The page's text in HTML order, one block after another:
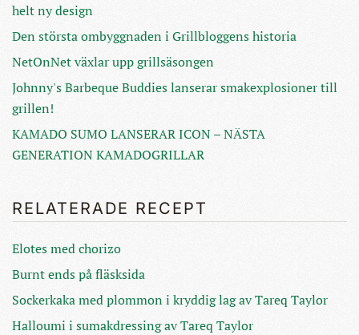
helt ny design
Den största ombyggnaden i Grillbloggens historia
NetOnNet växlar upp grillsäsongen
Johnny's Barbeque Buddies lanserar smakexplosioner till
grillen!
KAMADO SUMO LANSERAR ICON – NÄSTA
GENERATION KAMADOGRILLAR
RELATERADE RECEPT
Elotes med chorizo
Burnt ends på fläsksida
Sockerkaka med plommon i kryddig lag av Tareq Taylor
Halloumi i sumakdressing av Tareq Taylor